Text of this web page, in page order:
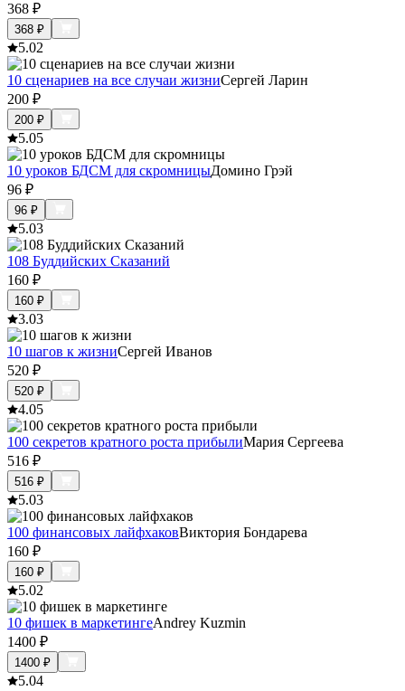
368 ₽
368 ₽
5.02
10 сценариев на все случаи жизниСергей Ларин
200 ₽
200 ₽
5.05
10 уроков БДСМ для скромницыДомино Грэй
96 ₽
96 ₽
5.03
108 Буддийских Сказаний
160 ₽
160 ₽
3.03
10 шагов к жизниСергей Иванов
520 ₽
520 ₽
4.05
100 секретов кратного роста прибылиМария Сергеева
516 ₽
516 ₽
5.03
100 финансовых лайфхаковВиктория Бондарева
160 ₽
160 ₽
5.02
10 фишек в маркетингеAndrey Kuzmin
1400 ₽
1400 ₽
5.04